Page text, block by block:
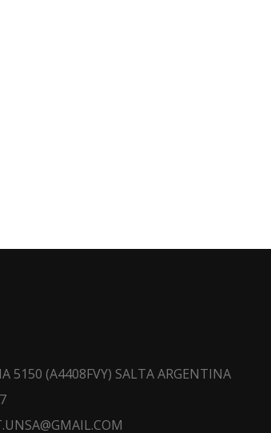
5150 (A4408FVY) SALTA ARGENTINA